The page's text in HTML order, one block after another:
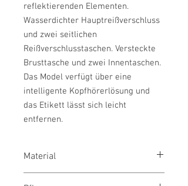
reflektierenden Elementen.
Wasserdichter Hauptreißverschluss
und zwei seitlichen
Reißverschlusstaschen. Versteckte
Brusttasche und zwei Innentaschen.
Das Model verfügt über eine
intelligente Kopfhörerlösung und
das Etikett lässt sich leicht
entfernen.
Material